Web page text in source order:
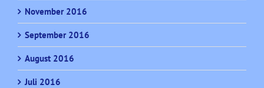
November 2016
September 2016
August 2016
Juli 2016